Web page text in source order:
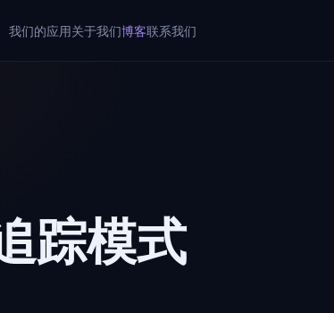
我们的应用关于我们博客联系我们
踪模式